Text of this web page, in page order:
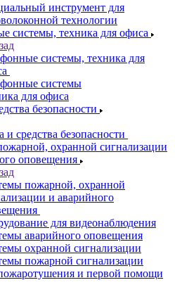
инструмент для
технологии
системы, техника для офиса
системы, техника для
системы
для офиса
безопасности
и средства безопасности
охранной сигнализации
оповещения
пожарной, охранной
и аварийного
для видеонаблюдения
аварийного оповещения
охранной сигнализации
пожарной сигнализации
и первой помощи